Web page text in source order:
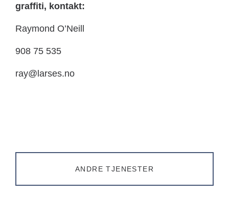
graffiti, kontakt:
Raymond O’Neill
908 75 535
ray@larses.no
ANDRE TJENESTER